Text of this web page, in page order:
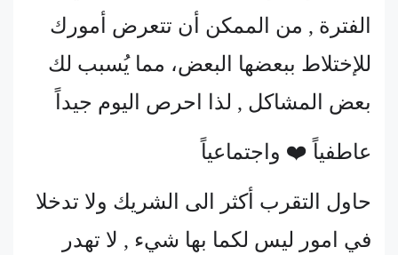
الفترة , من الممكن أن تتعرض أمورك
للإختلاط ببعضها البعض، مما يُسبب لك
بعض المشاكل , لذا احرص اليوم جيداً
عاطفياً ❤️ واجتماعياً
حاول التقرب أكثر الى الشريك ولا تدخلا
في امور ليس لكما بها شيء , لا تهدر